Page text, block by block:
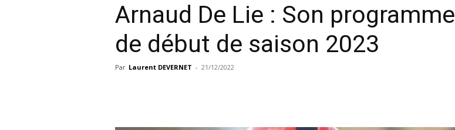
Arnaud De Lie : Son programme
de début de saison 2023
Par Laurent DEVERNET - 21/12/2022